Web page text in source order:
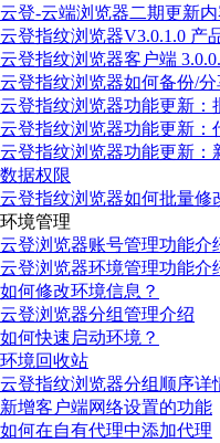
云登-云端浏览器二期更新内
云登指纹浏览器V3.0.1.0 产
云登指纹浏览器客户端
云登指纹浏览器如何备份/
云登指纹浏览器功能更新：
云登指纹浏览器功能更新：
云登指纹浏览器功能更新
数据权限
云登指纹浏览器如何批量修
环境管理
云登浏览器账号管理功能介
云登浏览器环境管理功能介
如何修改环境信息？
云登浏览器分组管理介绍
如何快速启动环境？
环境回收站
云登指纹浏览器分组顺序详
新增客户端网络设置的功能
如何在自有代理中添加代理